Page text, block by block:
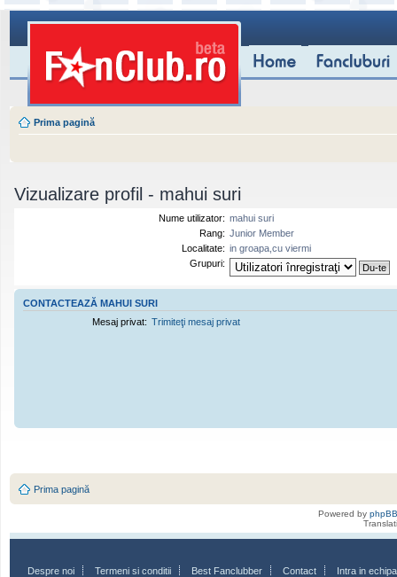
Prima pagină
Vizualizare profil - mahui suri
Nume utilizator: mahui suri
Rang: Junior Member
Localitate: in groapa,cu viermi
Grupuri:
CONTACTEAZĂ MAHUI SURI
Mesaj privat: Trimiteţi mesaj privat
Prima pagină
Powered by phpBB
Despre noi Termeni si conditii Best Fanclubber Contact Intra in